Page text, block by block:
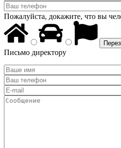
Пожалуйста, докажите, что вы
Письмо директору